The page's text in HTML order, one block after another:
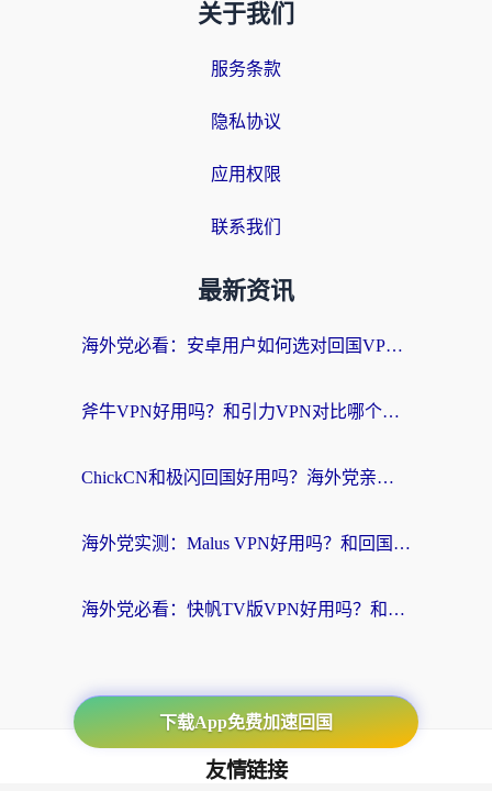
关于我们
服务条款
隐私协议
应用权限
联系我们
最新资讯
海外党必看：安卓用户如何选对回国VPN？从踩坑到无缝访问的全攻略
斧牛VPN好用吗？和引力VPN对比哪个回国效果更好？海外党亲测3款加速器+避坑指南
ChickCN和极闪回国好用吗？海外党亲测3款加速器，教你选对不踩坑
海外党实测：Malus VPN好用吗？和回国VPN对比哪个回国效果更好？附真实体验与加速器推荐
海外党必看：快帆TV版VPN好用吗？和豌豆IP VPN对比哪个回国效果更好？附真实体验与选择指南
下载App免费加速回国
友情链接